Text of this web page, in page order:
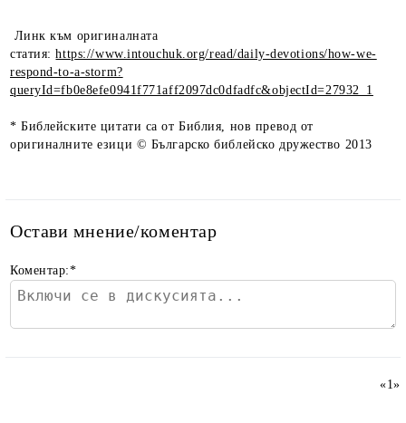
Линк към оригиналната
статия:https://www.intouchuk.org/read/daily-devotions/how-we-
respond-to-a-storm?
queryId=fb0e8efe0941f771aff2097dc0dfadfc&objectId=27932_1
* Библейските цитати са от Библия, нов превод от
оригиналните езици © Българско библейско дружество 2013
Остави мнение/коментар
Коментар:*
«1»